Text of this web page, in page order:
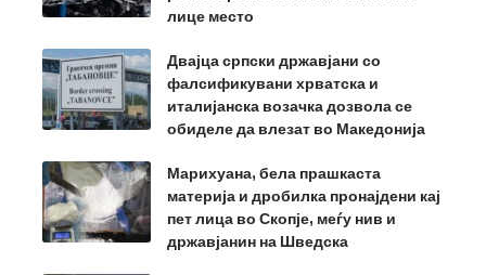
лице место
Двајца српски државјани со
фалсификувани хрватска и
италијанска возачка дозвола се
обиделе да влезат во Македонија
Марихуана, бела прашкаста
материја и дробилка пронајдени кај
пет лица во Скопје, меѓу нив и
државјанин на Шведска